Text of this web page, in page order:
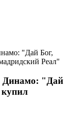
"Дай Бог,
Реал"
Динамо: "Дай
купил